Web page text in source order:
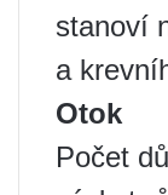
stanoví
a
Otok
Počet